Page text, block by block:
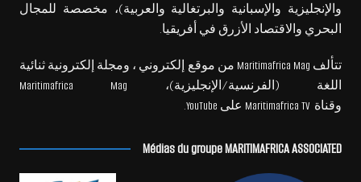
والإنجليزية والإسبانية والبرتغالية والعربية)، مخصصة للمجال
البحري والاقتصاد الأزرق في أفريقيا.
تتألف Maritimafrica Mag من موقع إلكتروني ، ومجلة إلكترونية ثنائية
اللغة (الفرنسية/الإنجليزية)، Maritimafrica Mag
وقناة Maritimafrica TV على YouTube.
Médias du groupe MARITIMAFRICA ASSOCIATED